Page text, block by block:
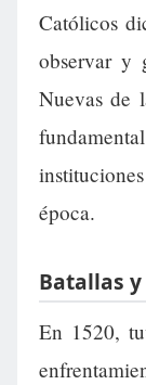
Católicos
observar y
Nuevas de
época.
Batallas
En 1520,